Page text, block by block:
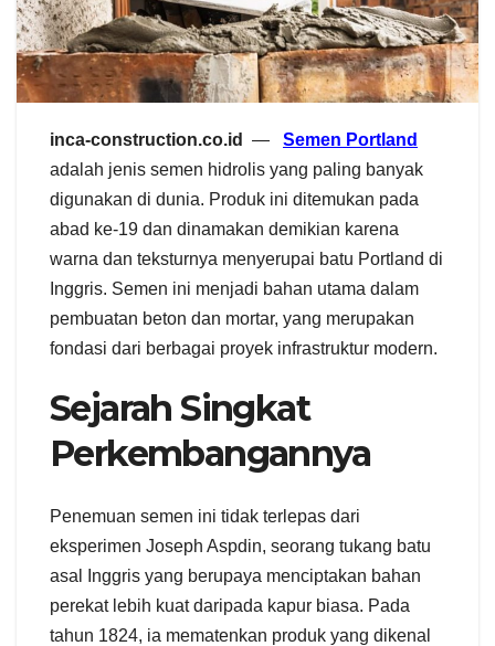
inca-construction.co.id — Semen Portland
adalah jenis semen hidrolis yang paling banyak
digunakan di dunia. Produk ini ditemukan pada
abad ke-19 dan dinamakan demikian karena
warna dan teksturnya menyerupai batu Portland di
Inggris. Semen ini menjadi bahan utama dalam
pembuatan beton dan mortar, yang merupakan
fondasi dari berbagai proyek infrastruktur modern.
Sejarah Singkat
Perkembangannya
Penemuan semen ini tidak terlepas dari
eksperimen Joseph Aspdin, seorang tukang batu
asal Inggris yang berupaya menciptakan bahan
perekat lebih kuat daripada kapur biasa. Pada
tahun 1824, ia mematenkan produk yang dikenal